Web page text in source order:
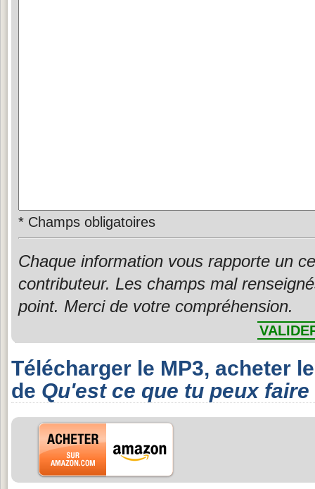
* Champs obligatoires
Chaque information vous rapporte un
contributeur. Les champs mal
point. Merci de votre compréhension.
Télécharger le MP3, acheter
de Qu'est ce que tu peux faire